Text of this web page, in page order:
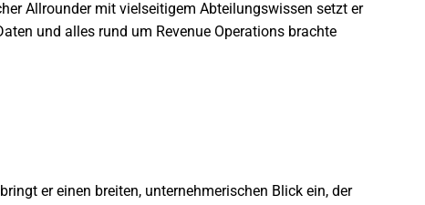
Allrounder mit vielseitigem Abteilungswissen setzt er
und alles rund um Revenue Operations brachte
er einen breiten, unternehmerischen Blick ein, der